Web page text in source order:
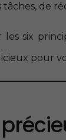
de
six
pour